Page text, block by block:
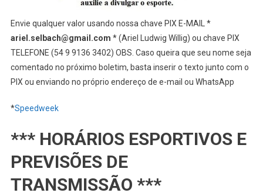
Envie qualquer valor usando nossa chave PIX E-MAIL *
ariel.selbach@gmail.com * (Ariel Ludwig Willig) ou chave PIX
TELEFONE (54 9 9136 3402) OBS. Caso queira que seu nome seja
comentado no próximo boletim, basta inserir o texto junto com o
PIX ou enviando no próprio endereço de e-mail ou WhatsApp
*Speedweek
*** HORÁRIOS ESPORTIVOS E
PREVISÕES DE
TRANSMISSÃO ***